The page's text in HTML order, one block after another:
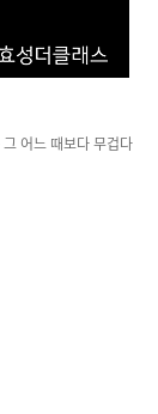
어느 때보다 무겁다